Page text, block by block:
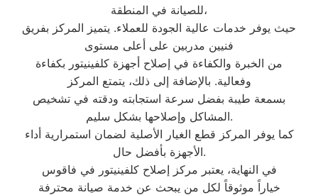
للصيانة في المنطقة،
حيث يوفر خدمات عالية الجودة للعملاء. يتميز المركز بفريق
فنيين مدربين على أعلى مستوى
من الخبرة والكفاءة في إصلاح أجهزة كلفينيتور بكفاءة
وفعالية. بالإضافة إلى ذلك، يتمتع المركز
بسمعة طيبة بفضل سرعة استجابته ودقته في تشخيص
المشاكل وإصلاحها بشكل سليم.
كما يوفر المركز قطع الغيار الأصلية لضمان استمرارية أداء
الأجهزة بأفضل حال.
في النهاية، يعتبر مركز إصلاح كلفينيتور في فاقوس
خياراً موثوقاً لكل من يبحث عن خدمة صيانة محترفة